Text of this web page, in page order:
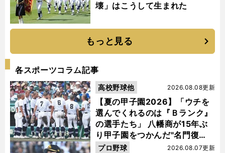
壊」はこうして生まれた
もっと見る
各スポーツコラム記事
【夏の甲子園2026】「ウチを
選んでくれるのは『Ｂランク』
の選手たち」 八幡商が15年ぶ
り甲子園をつかんだ"名門復
活"の舞台裏
2026.08.08更新
高校野球他
2026.08.07更新
プロ野球